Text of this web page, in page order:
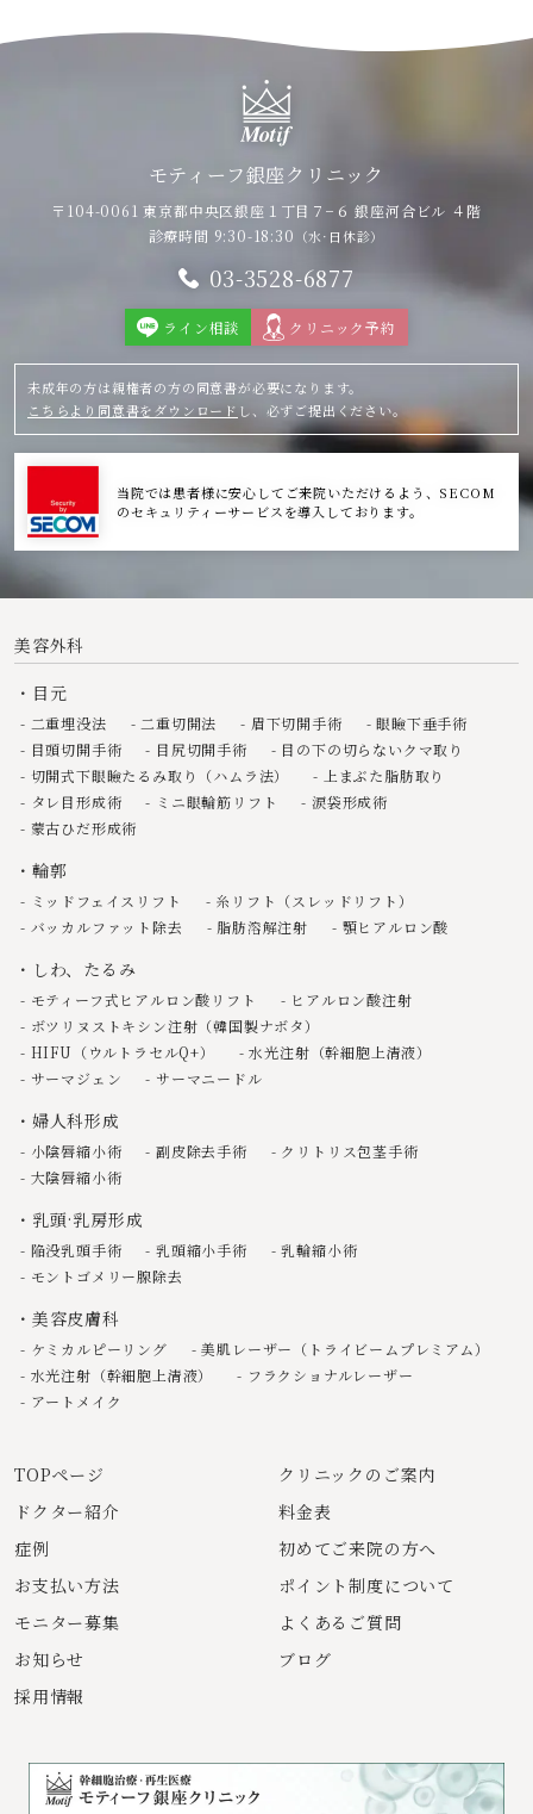
モティーフ銀座クリニック
〒104-0061 東京都中央区銀座１丁目７−６銀座河合ビル ４階
診療時間 9:30-18:30 （水·日休診）
03-3528-6877
ライン相談 クリニック予約
未成年の方は親権者の方の同意書が必要になります。
こちらより同意書をダウンロード し、必ずご提出ください。
当院では患者様に安心してご来院いただけるよう、SECOM
のセキュリティーサービスを導入しております。
TOPページ
クリニックのご案内
ドクター紹介
料金表
症例
初めてご来院の方へ
お支払い方法
ポイント制度について
モニター募集
よくあるご質問
お知らせ
ブログ
採用情報
美容外科
目元
二重埋没法 二重切開法 眉下切開手術
眼瞼下垂手術
目頭切開手術
目尻切開手術
目の下の切らないクマ取り
切開式下眼瞼たるみ取り（ハムラ法）
上まぶた脂肪取り
タレ目形成術
ミニ眼輪筋リフト
涙袋形成術
蒙古ひだ形成術
輪郭
ミッドフェイスリフト
糸リフト（スレッドリフト）
バッカルファット除去
脂肪溶解注射 顎ヒアルロン酸
しわ、たるみ
モティーフ式ヒアルロン酸リフト
ヒアルロン酸注射
ボツリヌストキシン注射（韓国製ナボタ）
HIFU（ウルトラセルQ+）
水光注射（幹細胞上清液）
サーマジェン
サーマニードル
婦人科形成
小陰唇縮小術 副皮除去手術
クリトリス包茎手術
大陰唇縮小術
乳頭·乳房形成
陥没乳頭手術 乳頭縮小手術
乳輪縮小術
モントゴメリー腺除去
美容皮膚科
ケミカルピーリング
美肌レーザー（トライビームプレミアム）
水光注射（幹細胞上清液）
フラクショナルレーザー
アートメイク